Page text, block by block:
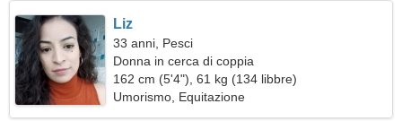
Liz
33 anni, Pesci
Donna in cerca di coppia
162 cm (5'4"), 61 kg (134 libbre)
Umorismo, Equitazione